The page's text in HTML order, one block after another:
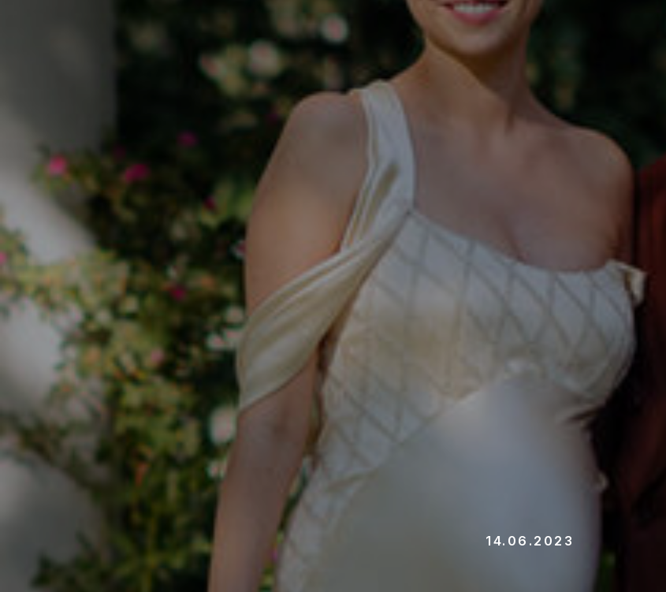
14.06.2023